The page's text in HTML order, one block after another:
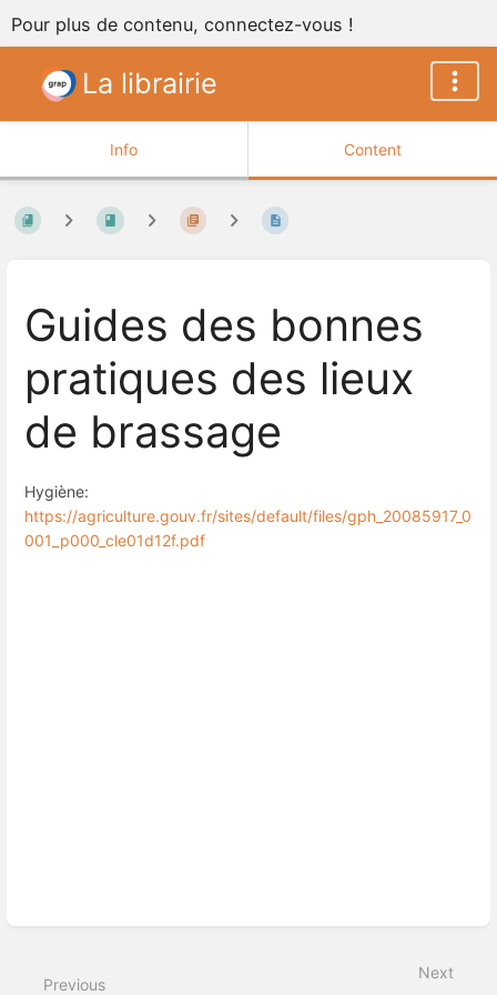
Pour plus de contenu, connectez-vous !
La librairie
Info Content
Guides des bonnes
pratiques des lieux
de brassage
Hygiène:
https://agriculture.gouv.fr/sites/default/files/gph_20085917_0
001_p000_cle01d12f.pdf
Previous
Next